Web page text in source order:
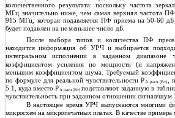
количественного результата: поскольку частота
МГц значительно ниже, чем самая верхняя частота ПФ
915 МГц, которая подавляется ПФ приема на 50-60
будет подавлен на не меньшее число дБ.
После выбора типов и количества ПФ
находится информация об УРЧ и выбирается
интегральном исполнении в заданном диапазоне
коэффициентом усиления по мощности (и
меньшим коэффициентом шума. Требуемый
по формуле для реальной чувствительности РА расч (Вт),
5.1, куда вместо РА расч (Вт)подставляют заданную в
чувствительность при заданном отношении сигнал/шум
В настоящее время УРЧ выпускаются многими
микросхем на микропечатных платах. В качестве примера